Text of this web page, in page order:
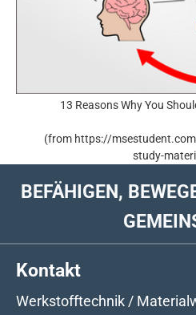
13 Reasons Why You
(from https://
study-
BEFÄHIGEN,
Kontakt
Werkstofftechnik /